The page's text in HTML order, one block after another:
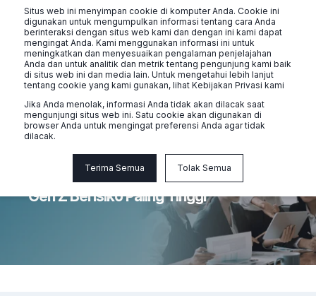
Situs web ini menyimpan cookie di komputer Anda. Cookie ini
digunakan untuk mengumpulkan informasi tentang cara Anda
berinteraksi dengan situs web kami dan dengan ini kami dapat
mengingat Anda. Kami menggunakan informasi ini untuk
meningkatkan dan menyesuaikan pengalaman penjelajahan
Anda dan untuk analitik dan metrik tentang pengunjung kami baik
di situs web ini dan media lain. Untuk mengetahui lebih lanjut
tentang cookie yang kami gunakan, lihat Kebijakan Privasi kami
Jika Anda menolak, informasi Anda tidak akan dilacak saat
mengunjungi situs web ini. Satu cookie akan digunakan di
browser Anda untuk mengingat preferensi Anda agar tidak
dilacak.
Terima Semua Tolak Semua
10 min read
Kondisi Kesehatan Mental di Asia 2024:
Gen Z Berisiko Paling Tinggi